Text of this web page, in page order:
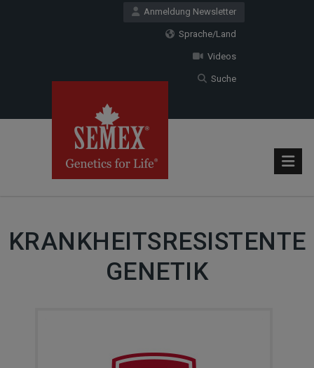
Anmeldung Newsletter
Sprache/Land
Videos
Suche
KRANKHEITSRESISTENTE
GENETIK